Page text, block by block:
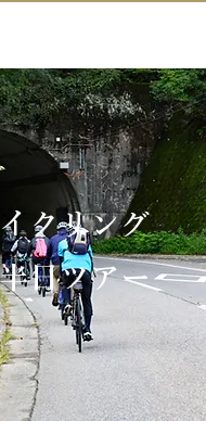
クリング
アー